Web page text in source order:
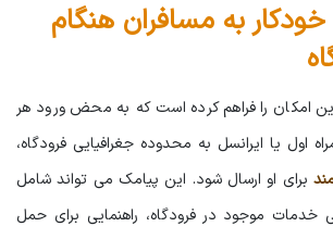
به مسافران هنگام
امکان را فراهم کرده است که به محض ورود هر
اول یا ایرانسل به محدوده جغرافیایی فرودگاه،
برای او ارسال شود. این پیامک می تواند شامل
موجود در فرودگاه، راهنمایی برای حمل